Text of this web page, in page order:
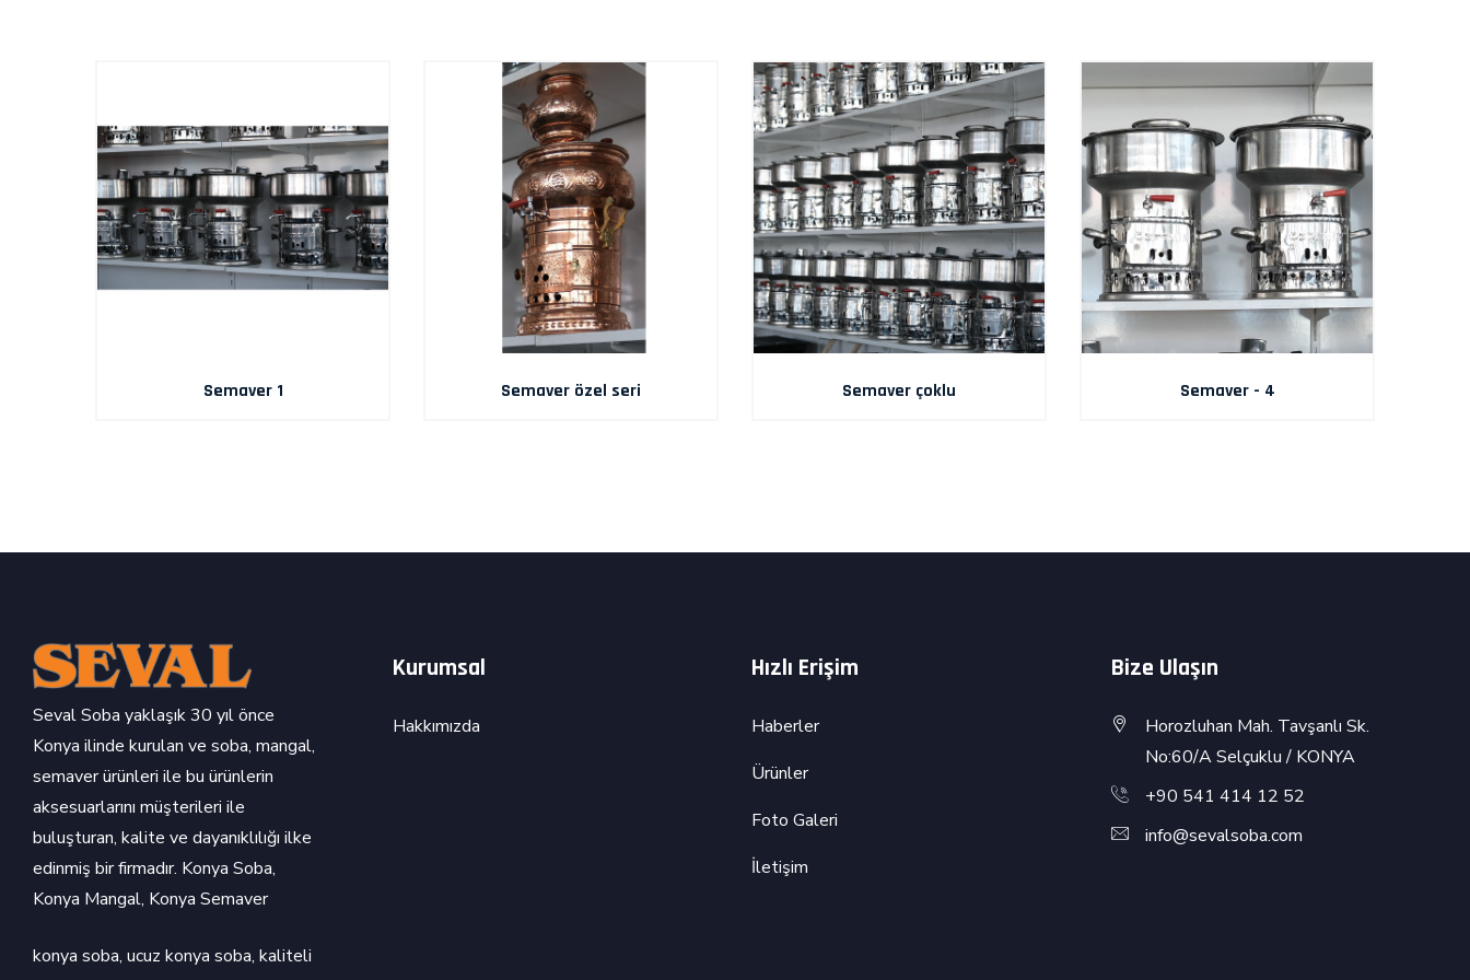
Semaver 1 Semaver özel seri Semaver çoklu Semaver - 4
Seval Soba yaklaşık 30 yıl önce
Konya ilinde kurulan ve soba, mangal,
semaver ürünleri ile bu ürünlerin
aksesuarlarını müşterileri ile
buluşturan, kalite ve dayanıklılığı ilke
edinmiş bir firmadır. Konya Soba,
Konya Mangal, Konya Semaver
konya soba, ucuz konya soba, kaliteli
Kurumsal
Hakkımızda
Hızlı Erişim
Haberler
Ürünler
Foto Galeri
İletişim
Bize Ulaşın
Horozluhan Mah. Tavşanlı Sk.
No:60/A Selçuklu / KONYA
+90 541 414 12 52
info@sevalsoba.com